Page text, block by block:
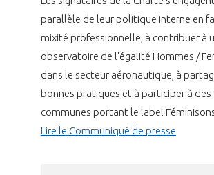
COMMISSIONS ET COMITÉS
POURQUOI DEVENIR MEMBRE ?
LE MÉDIATEUR DE LA FILIÈRE AÉRONAUTIQUE ET
MÉDIATION ET CHARTE D’ENGAGEMENT SUR LES
CLIENTS ET FOURNISSEURS
LA MÉDIATION AU-DELÀ DE LA FILIÈRE
L'OBSERVATOIRE
CHIFFRES CLÉS
LES ENJEUX
parallèle de leur politique interne en
mixité professionnelle, à contribuer à
observatoire de l'égalité Hommes /
dans le secteur aéronautique, à
bonnes pratiques et à participer à des
communes portant le label
Lire le Communiqué de presse
programmes ...
DEMANDE D’ADHÉSION